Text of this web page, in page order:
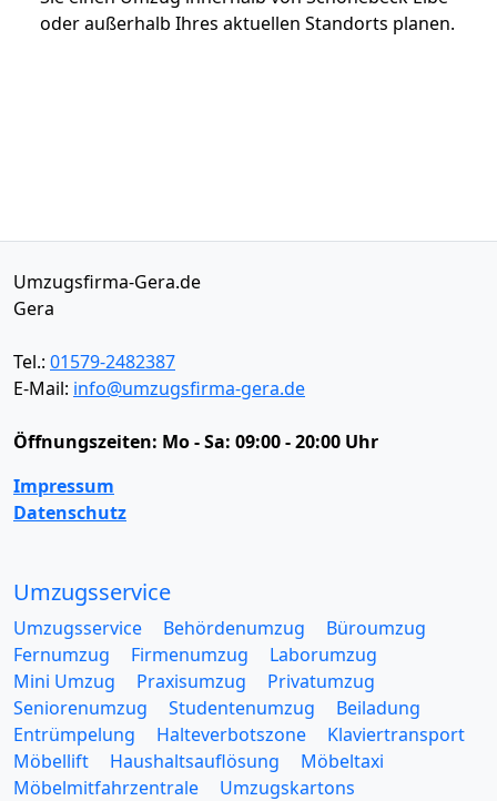
oder außerhalb Ihres aktuellen Standorts planen.
Umzugsfirma-Gera.de
Gera
Tel.: 01579-2482387
E-Mail: info@umzugsfirma-gera.de
Öffnungszeiten: Mo - Sa: 09:00 - 20:00 Uhr
Impressum
Datenschutz
Umzugsservice
Umzugsservice Behördenumzug
Büroumzug
Fernumzug
Firmenumzug
Laborumzug
Mini Umzug
Praxisumzug
Privatumzug
Seniorenumzug
Studentenumzug
Beiladung
Entrümpelung
Halteverbotszone
Klaviertransport
Möbellift
Haushaltsauflösung
Möbeltaxi
Möbelmitfahrzentrale
Umzugskartons